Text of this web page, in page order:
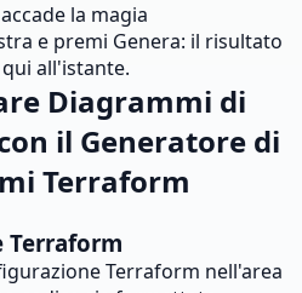
la magia
e premi Genera: il risultato
all'istante.
Diagrammi di
il Generatore di
Terraform
Terraform
Terraform nell'area